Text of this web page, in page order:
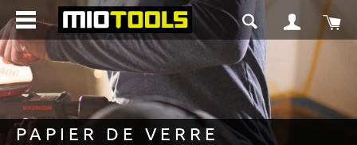
principal
PAPIER DE VERRE